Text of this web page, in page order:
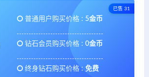
已售 31
普通用户购买价格 : 5金币
钻石会员购买价格 : 0金币
终身钻石购买价格 : 免费